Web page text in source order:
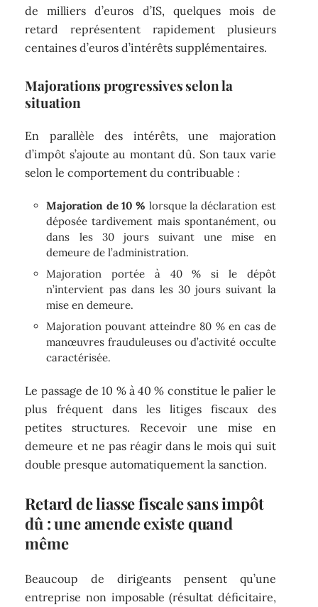
de milliers d’euros d’IS, quelques mois de
retard représentent rapidement plusieurs
centaines d’euros d’intérêts supplémentaires.
Majorations progressives selon la
situation
En parallèle des intérêts, une majoration
d’impôt s’ajoute au montant dû. Son taux varie
selon le comportement du contribuable :
Majoration de 10 % lorsque la déclaration est
déposée tardivement mais spontanément, ou
dans les 30 jours suivant une mise en
demeure de l’administration.
Majoration portée à 40 % si le dépôt
n’intervient pas dans les 30 jours suivant la
mise en demeure.
Majoration pouvant atteindre 80 % en cas de
manœuvres frauduleuses ou d’activité occulte
caractérisée.
Le passage de 10 % à 40 % constitue le palier le
plus fréquent dans les litiges fiscaux des
petites structures. Recevoir une mise en
demeure et ne pas réagir dans le mois qui suit
double presque automatiquement la sanction.
Retard de liasse fiscale sans impôt
dû : une amende existe quand
même
Beaucoup de dirigeants pensent qu’une
entreprise non imposable (résultat déficitaire,